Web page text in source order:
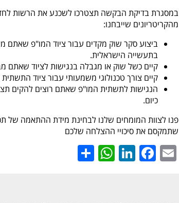
במסגרת בדיקת הבקשה תצטרכו לשכנע את הרשות
מהקריטריונים שייבחנו:
ביצוע סקר שוק מקדים עבור ציוד המו"פ שאתם
בתעשייה הישראלית.
קיים כשל שוק או מגבלה בנגישות לציוד שאתם
קיים צורך טכנולוגי משמעותי עבור ציוד
הנגישות לתשתית המו"פ שאתם רוצים להקים
כיום.
פנו לצוות המומחים שלנו לבחינת מידת ההתאמה של
שתמקסם את סיכויי ההצלחה שלכם
Email
Facebook
LinkedIn
WhatsApp